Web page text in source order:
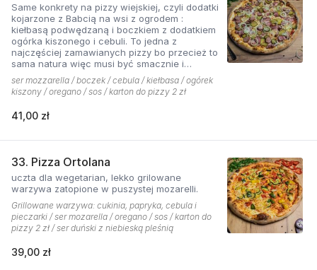
Same konkrety na pizzy wiejskiej, czyli dodatki
kojarzone z Babcią na wsi z ogrodem :
kiełbasą podwędzaną i boczkiem z dodatkiem
ogórka kiszonego i cebuli. To jedna z
najczęściej zamawianych pizzy bo przecież to
sama natura więc musi być smacznie i
naturalne . Najlepsza jest z sosem ostrym
pomidorowym!
ser mozzarella / boczek / cebula / kiełbasa / ogórek
kiszony / oregano / sos / karton do pizzy 2 zł
41,00 zł
33. Pizza Ortolana
uczta dla wegetarian, lekko grilowane
warzywa zatopione w puszystej mozarelli.
Grillowane warzywa: cukinia, papryka, cebula i
pieczarki / ser mozarella / oregano / sos / karton do
pizzy 2 zł / ser duński z niebieską pleśnią
39,00 zł